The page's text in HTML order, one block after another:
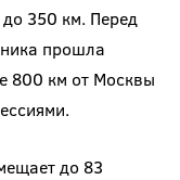
350 км. Перед
прошла
800 км от Москвы
до 83